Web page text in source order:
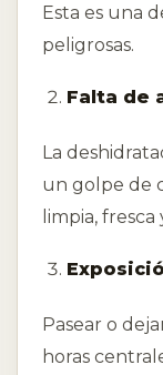
Esta es una
peligrosas.
Falta de
La
un golpe de
limpia,
Pasear o
horas